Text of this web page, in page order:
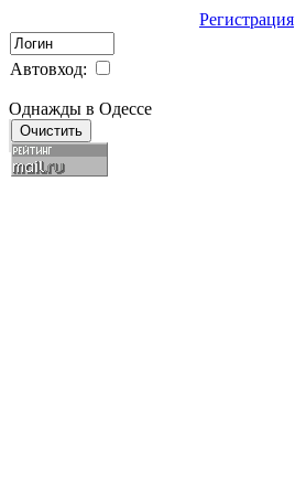
Регистрация
Автовход:
Однажды в Одессе